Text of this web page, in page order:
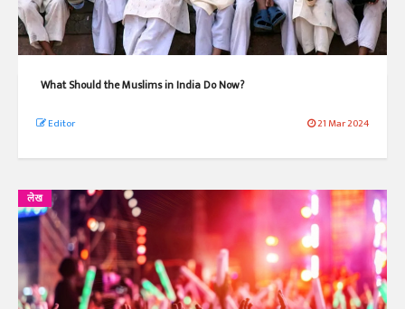
What Should the Muslims in India Do Now?
Editor 21 Mar 2024
लेख